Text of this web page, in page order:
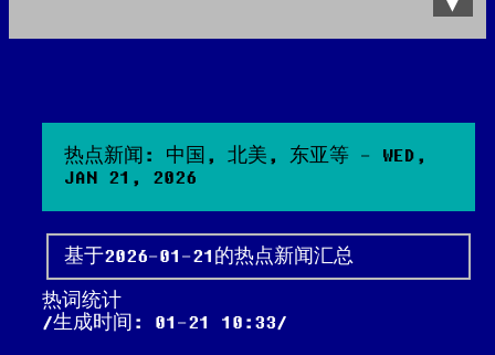
热点新闻: 中国, 北美, 东亚等 - WED,
JAN 21, 2026
基于2026-01-21的热点新闻汇总
热词统计
生成时间: 01-21 10:33